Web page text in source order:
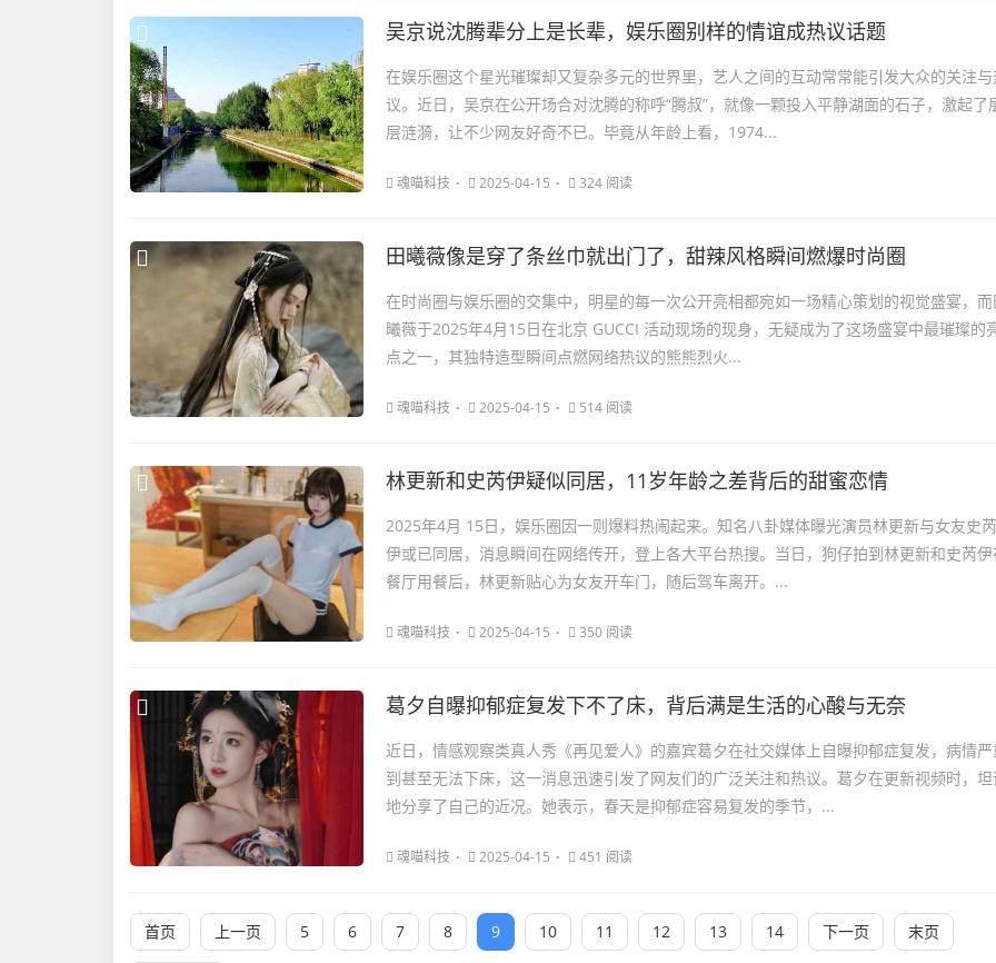
吴京说沈腾辈分上是长辈，娱乐圈别样的情谊成热议话题
在娱乐圈这个星光璀璨却又复杂多元的世界里，艺人之间的互动常常能引发大众的关注
议。近日，吴京在公开场合对沈腾的称呼“腾叔”，就像一颗投入平静湖面的石子，激起了
层涟漪，让不少网友好奇不已。毕竟从年龄上看，1974...
魂喵科技 2025-04-15 324 阅读
田曦薇像是穿了条丝巾就出门了，甜辣风格瞬间燃爆时尚圈
在时尚圈与娱乐圈的交集中，明星的每一次公开亮相都宛如一场精心策划的视觉盛宴，而
曦薇于2025年4月15日在北京 GUCCI 活动现场的现身，无疑成为了这场盛宴中最璀璨的
点之一，其独特造型瞬间点燃网络热议的熊熊烈火...
魂喵科技 2025-04-15 514 阅读
林更新和史芮伊疑似同居，11岁年龄之差背后的甜蜜恋情
2025年4月 15日，娱乐圈因一则爆料热闹起来。知名八卦媒体曝光演员林更新与女友史芮
伊或已同居，消息瞬间在网络传开，登上各大平台热搜。当日，狗仔拍到林更新和史芮伊
餐厅用餐后，林更新贴心为女友开车门，随后驾车离开。...
魂喵科技 2025-04-15 350 阅读
葛夕自曝抑郁症复发下不了床，背后满是生活的心酸与无奈
近日，情感观察类真人秀《再见爱人》的嘉宾葛夕在社交媒体上自曝抑郁症复发，病情严
到甚至无法下床，这一消息迅速引发了网友们的广泛关注和热议。葛夕在更新视频时，
地分享了自己的近况。她表示，春天是抑郁症容易复发的季节，...
魂喵科技 2025-04-15 451 阅读
首页 上一页 5 6 7 8 9 10 11 12 13 14 下一页 末页